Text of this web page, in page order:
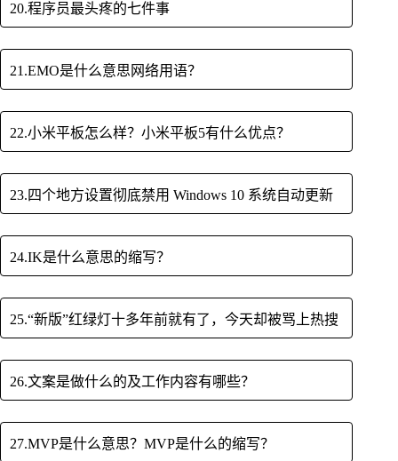
20.程序员最头疼的七件事
21.EMO是什么意思网络用语？
22.小米平板怎么样？小米平板5有什么优点？
23.四个地方设置彻底禁用 Windows 10 系统自动更新
24.IK是什么意思的缩写？
25.“新版”红绿灯十多年前就有了，今天却被骂上热搜
26.文案是做什么的及工作内容有哪些？
27.MVP是什么意思？MVP是什么的缩写？